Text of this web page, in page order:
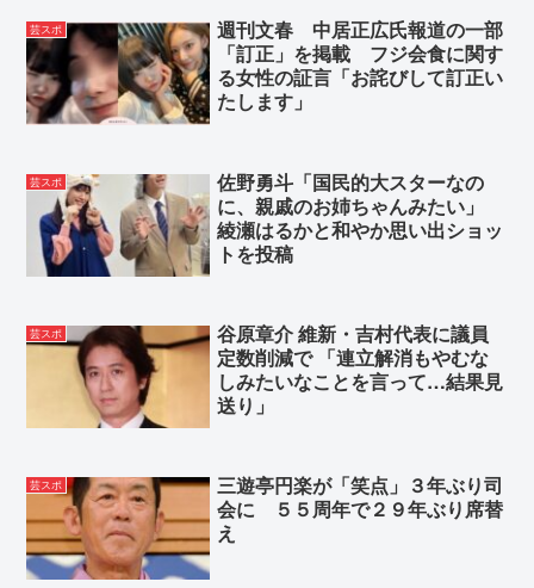
芸スポ
週刊文春 中居正広氏報道の一部
「訂正」を掲載 フジ会食に関す
る女性の証言「お詫びして訂正い
たします」
芸スポ
佐野勇斗「国民的大スターなの
に、親戚のお姉ちゃんみたい」
綾瀬はるかと和やか思い出ショッ
トを投稿
芸スポ
谷原章介 維新・吉村代表に議員
定数削減で 「連立解消もやむな
しみたいなことを言って…結果見
送り」
芸スポ
三遊亭円楽が「笑点」３年ぶり司
会に ５５周年で２９年ぶり席替
え